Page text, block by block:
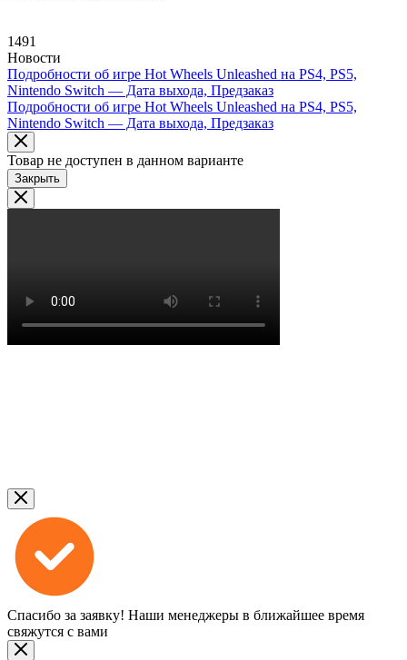
1491
Новости
Подробности об игре Hot Wheels Unleashed на PS4, PS5,
Nintendo Switch — Дата выхода, Предзаказ
Подробности об игре Hot Wheels Unleashed на PS4, PS5,
Nintendo Switch — Дата выхода, Предзаказ
Товар не доступен в данном варианте
Закрыть
Спасибо за заявку! Наши менеджеры в ближайшее время
свяжутся с вами